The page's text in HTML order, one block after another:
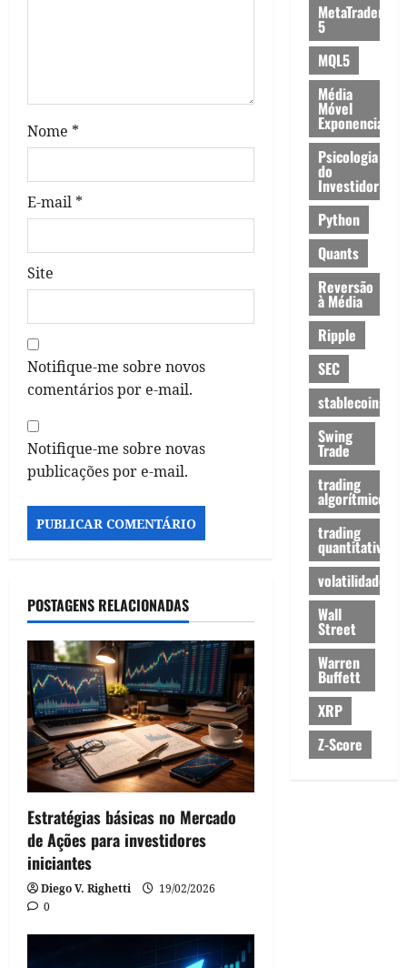
Nome *
E-mail *
Site
Notifique-me sobre novos
comentários por e-mail.
Notifique-me sobre novas
publicações por e-mail.
POSTAGENS RELACIONADAS
Estratégias básicas no Mercado
de Ações para investidores
iniciantes
Diego V. Righetti
19/02/2026
0
MetaTrader
5
MQL5
Média
Móvel
Exponencial
Psicologia
do
Investidor
Python
Quants
Reversão
à Média
Ripple
SEC
stablecoins
Swing
Trade
trading
algorítmico
trading
quantitativo
volatilidade
Wall
Street
Warren
Buffett
XRP
Z-Score